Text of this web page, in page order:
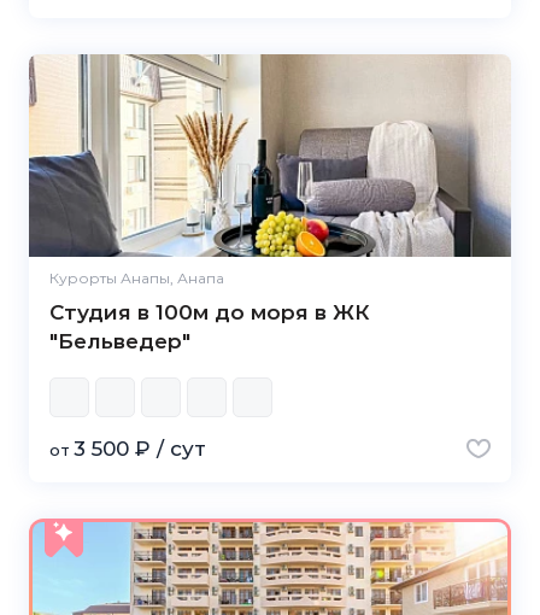
Курорты Анапы, Анапа
Студия в 100м до моря в ЖК
"Бельведер"
от 3 500 ₽ / сут